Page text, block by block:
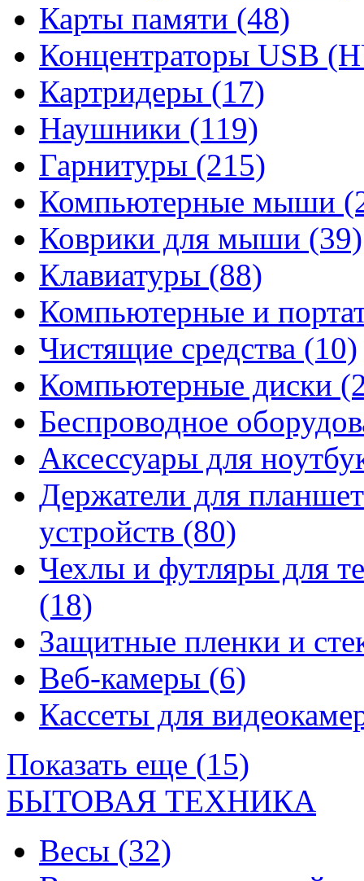
Карты памяти (48)
Концентраторы USB
Картридеры (17)
Наушники (119)
Гарнитуры (215)
Компьютерные мыши
Коврики для мыши (39)
Клавиатуры (88)
Компьютерные и
Чистящие средства (10)
Компьютерные диски
Беспроводное
Аксессуары для
Держатели для
устройств (80)
Чехлы и футляры для
(18)
Защитные пленки и
Веб-камеры (6)
Кассеты для
Показать еще (15)
БЫТОВАЯ ТЕХНИКА
Весы (32)